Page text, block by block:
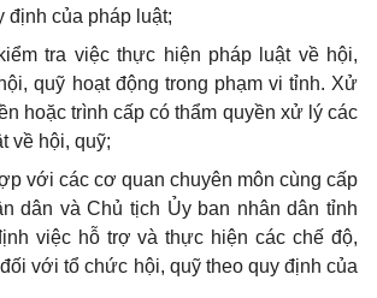
định của pháp luật;
tra việc thực hiện pháp luật về hội,
quỹ hoạt động trong phạm vi tỉnh. Xử
hoặc trình cấp có thẩm quyền xử lý các
về hội, quỹ;
với các cơ quan chuyên môn cùng cấp
dân và Chủ tịch Ủy ban nhân dân tỉnh
việc hỗ trợ và thực hiện các chế độ,
với tổ chức hội, quỹ theo quy định của